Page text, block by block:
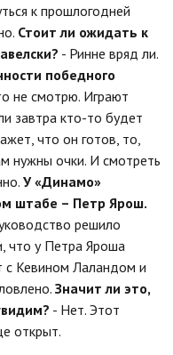
к прошлогодней
Стоит ли ожидать к
- Ринне вряд ли.
победного
не смотрю. Играют
завтра кто-то будет
что он готов, то,
нужны очки. И смотреть
У «Динамо»
штабе – Петр Ярош.
решило
что у Петра Яроша
с Кевином Лаландом и
Значит ли это,
- Нет. Этот
открыт.